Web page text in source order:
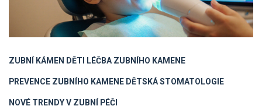
ZUBNÍ KÁMEN DĚTI LÉČBA ZUBNÍHO KAMENE
PREVENCE ZUBNÍHO KAMENEDĚTSKÁ STOMATOLOGIE
NOVÉ TRENDY V ZUBNÍ PÉČI